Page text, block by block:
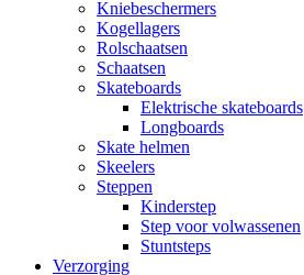
Kniebeschermers
Kogellagers
Rolschaatsen
Schaatsen
Skateboards
Elektrische skateboards
Longboards
Skate helmen
Skeelers
Steppen
Kinderstep
Step voor volwassenen
Stuntsteps
Verzorging